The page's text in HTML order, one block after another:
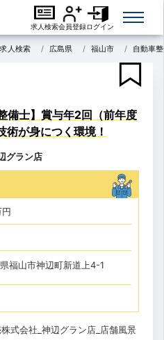
求人検索会員登録ログイン
求人検索 広島県 福山市 自動車
備士】賞与年2回（前年度
が身につく環境！
グラン店
福山市神辺町新道上4-1